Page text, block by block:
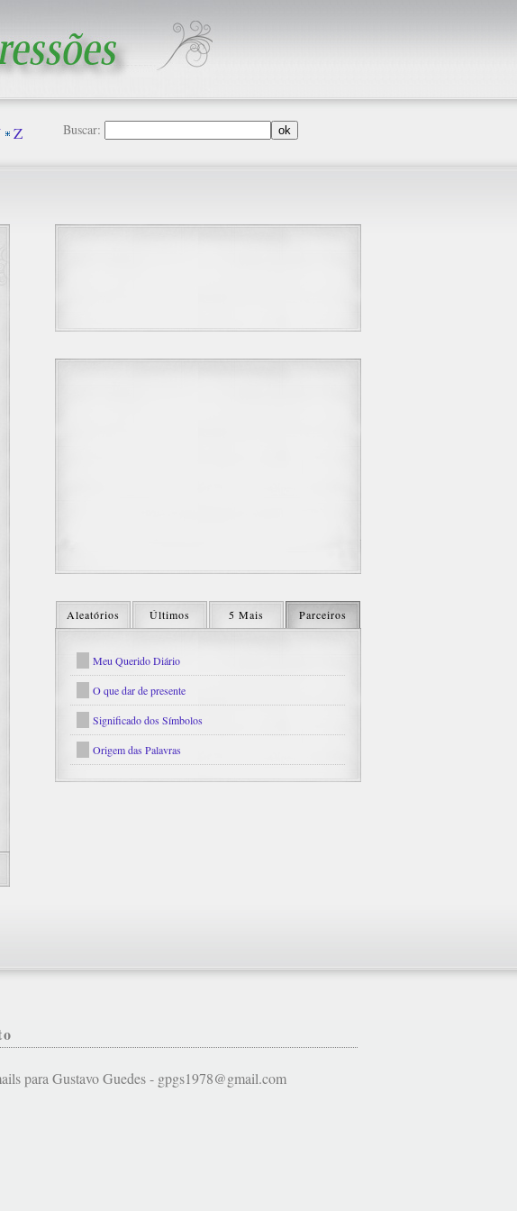
Z Buscar:
Aleatórios Últimos 5 Mais Parceiros
Meu Querido Diário
O que dar de presente
Significado dos Símbolos
Origem das Palavras
para Gustavo Guedes - gpgs1978@gmail.com